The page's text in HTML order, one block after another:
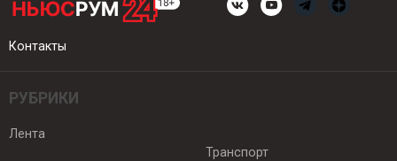
Контакты
РУБРИКИ
Лента
Транспорт